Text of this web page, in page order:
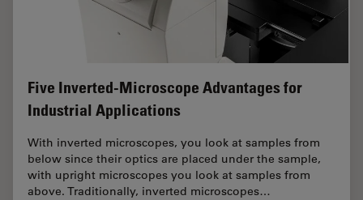
Five Inverted-Microscope Advantages for
Industrial Applications
With inverted microscopes, you look at samples from
below since their optics are placed under the sample,
with upright microscopes you look at samples from
above. Traditionally, inverted microscopes…